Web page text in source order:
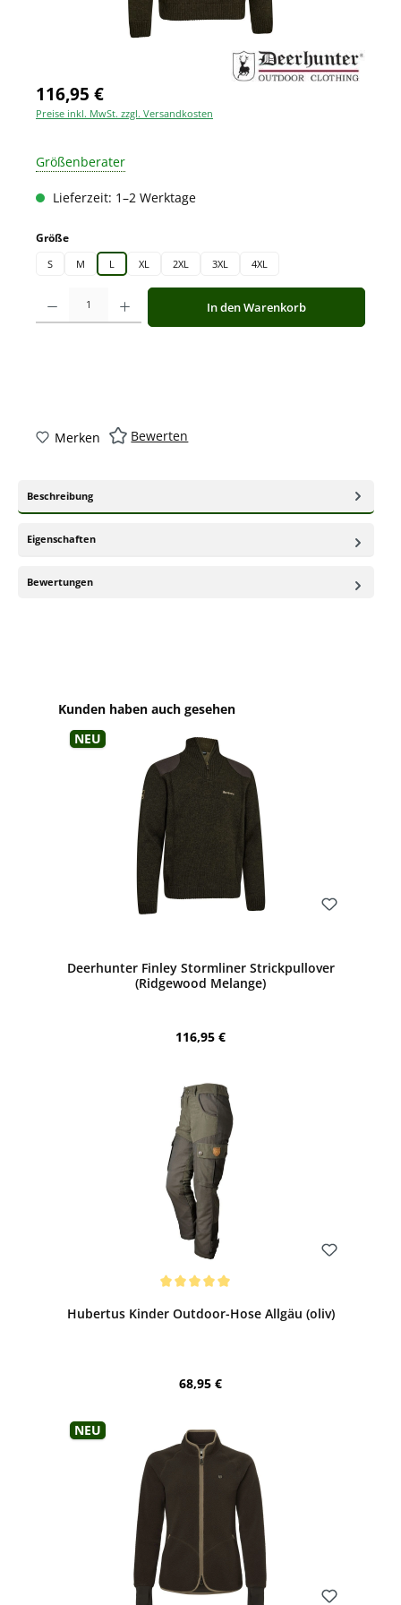
116,95 €
Preise inkl. MwSt. zzgl. Versandkosten
Größenberater
Lieferzeit: 1–2 Werktage
Größeauswählen
S M L XL 2XL 3XL 4XL
Produkt Anzahl: Gib den gewünschten Wert ein oder benutze die
In den Warenkorb
Merken Bewerten
Beschreibung
Eigenschaften
Bewertungen
Produktgalerie überspringen
Kunden haben auch gesehen
Neu
Deerhunter Finley Stormliner Strickpullover
(Ridgewood Melange)
Regulärer Preis:
116,95 €
Hubertus Kinder Outdoor-Hose Allgäu (oliv)
Regulärer Preis:
68,95 €
Neu